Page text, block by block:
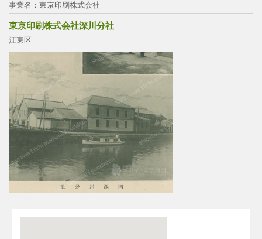
事業名：東京印刷株式会社
東京印刷株式会社深川分社
江東区